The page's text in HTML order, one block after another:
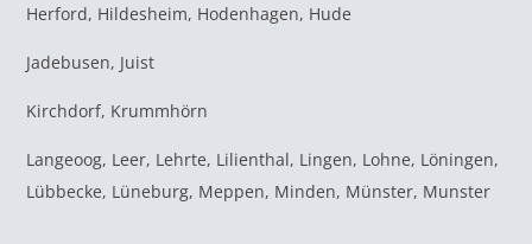
Herford, Hildesheim, Hodenhagen, Hude
Jadebusen, Juist
Kirchdorf, Krummhörn
Langeoog, Leer, Lehrte, Lilienthal, Lingen, Lohne, Löningen,
Lübbecke, Lüneburg, Meppen, Minden, Münster, Munster